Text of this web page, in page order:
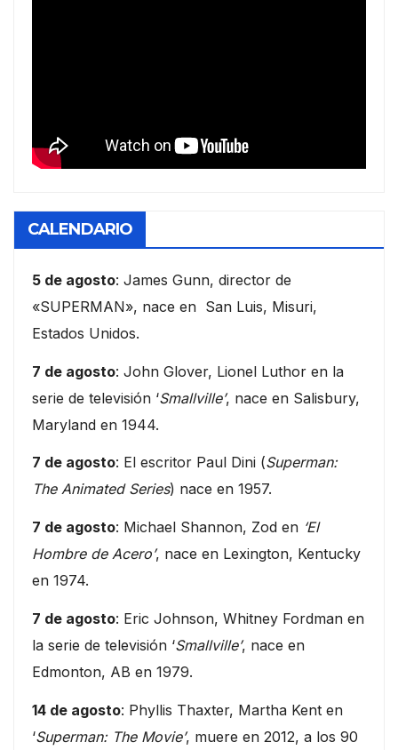
CALENDARIO
5 de agosto: James Gunn, director de
«SUPERMAN», nace en San Luis, Misuri,
Estados Unidos.
7 de agosto: John Glover, Lionel Luthor en la
serie de televisión ‘Smallville’, nace en Salisbury,
Maryland en 1944.
7 de agosto: El escritor Paul Dini (Superman:
The Animated Series) nace en 1957.
7 de agosto: Michael Shannon, Zod en ‘El
Hombre de Acero’, nace en Lexington, Kentucky
en 1974.
7 de agosto: Eric Johnson, Whitney Fordman en
la serie de televisión ‘Smallville’, nace en
Edmonton, AB en 1979.
14 de agosto: Phyllis Thaxter, Martha Kent en
‘Superman: The Movie’, muere en 2012, a los 90